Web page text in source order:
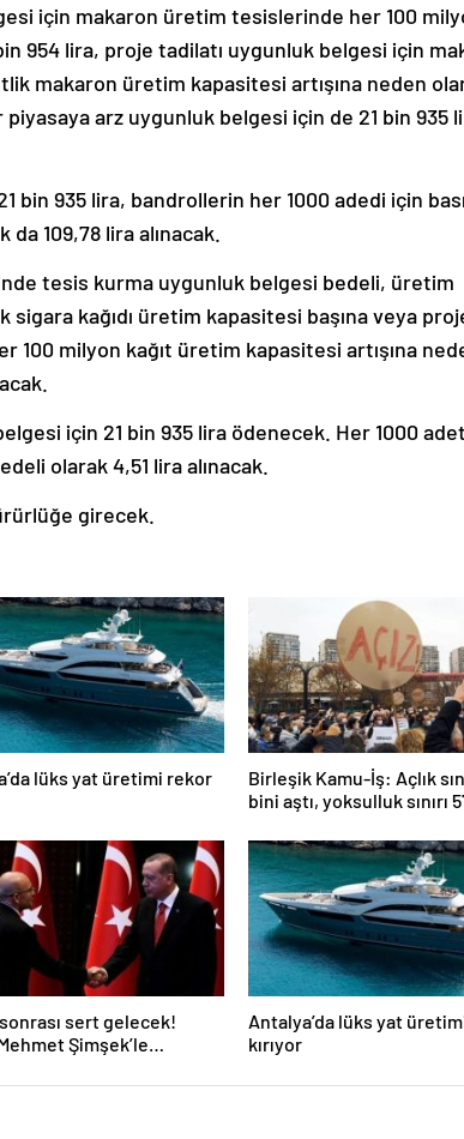
için makaron üretim tesislerinde her 100
954 lira, proje tadilatı uygunluk belgesi için
makaron üretim kapasitesi artışına neden
arz uygunluk belgesi için de 21 bin 935
bin 935 lira, bandrollerin her 1000 adedi için
109,78 lira alınacak.
tesis kurma uygunluk belgesi bedeli, üretim
kağıdı üretim kapasitesi başına veya
100 milyon kağıt üretim kapasitesi artışına
için 21 bin 935 lira ödenecek. Her 1000 adet
olarak 4,51 lira alınacak.
girecek.
lüks yat üretimi rekor
Birleşik Kamu-İş: Açlık
bini aştı, yoksulluk sınırı
sert gelecek!
Şimşek’le
Antalya’da lüks yat
kırıyor